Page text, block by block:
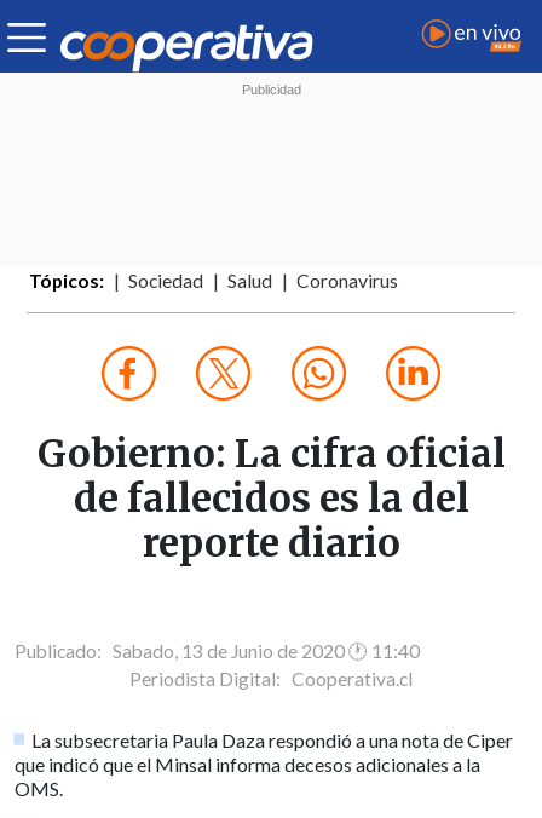
Tópicos: Sociedad Salud Coronavirus
Gobierno: La cifra oficial
de fallecidos es la del
reporte diario
Publicado: Sabado, 13 de Junio de 2020 🕐 11:40
Periodista Digital: Cooperativa.cl
La subsecretaria Paula Daza respondió a una nota de Ciper
que indicó que el Minsal informa decesos adicionales a la
OMS.